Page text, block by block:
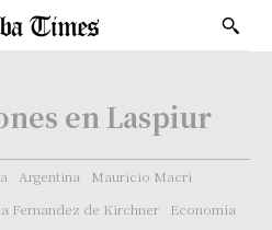
en Laspiur
Argentina
Mauricio Macri
Fernandez de Kirchner
Economía